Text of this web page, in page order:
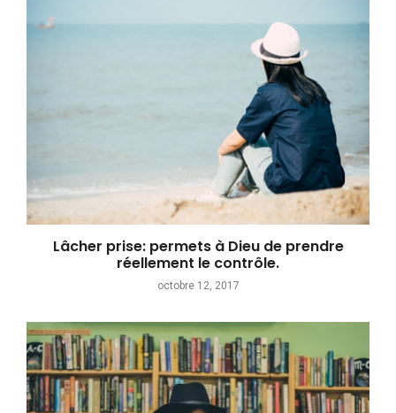
Lâcher prise: permets à Dieu de prendre
réellement le contrôle.
octobre 12, 2017